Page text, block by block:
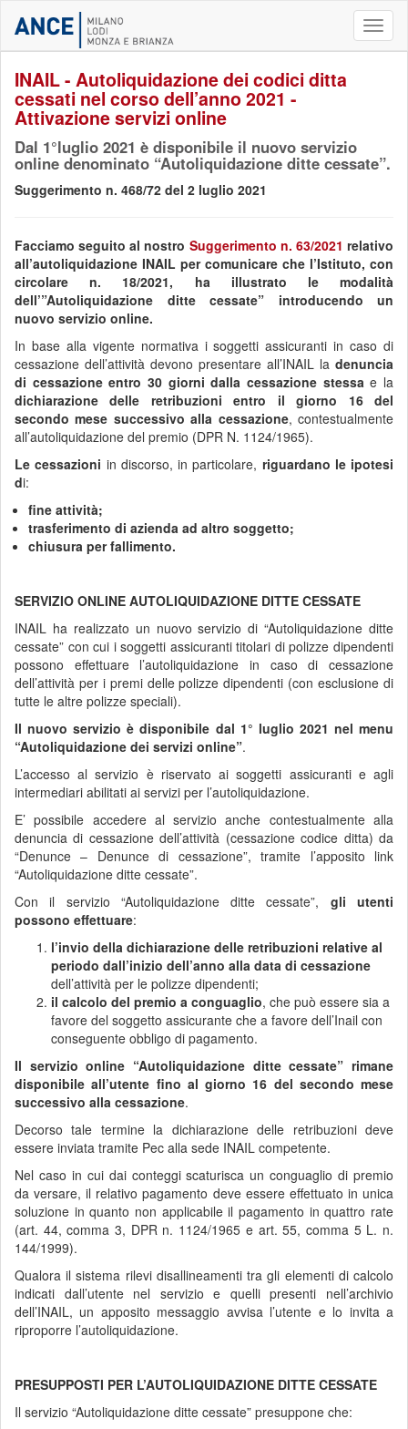
INAIL - Autoliquidazione dei codici ditta
cessati nel corso dell’anno 2021 -
Attivazione servizi online
Dal 1°luglio 2021 è disponibile il nuovo servizio
online denominato “Autoliquidazione ditte cessate”.
Suggerimento n. 468/72 del 2 luglio 2021
Facciamo seguito al nostro Suggerimento n. 63/2021 relativo
all’autoliquidazione INAIL per comunicare che l’Istituto, con
circolare n. 18/2021, ha illustrato le modalità
dell’”Autoliquidazione ditte cessate” introducendo un
nuovo servizio online.
In base alla vigente normativa i soggetti assicuranti in caso di
cessazione dell’attività devono presentare all’INAIL la denuncia
di cessazione entro 30 giorni dalla cessazione stessae la
dichiarazione delle retribuzioni entro il giorno 16 del
secondo mese successivo alla cessazione, contestualmente
all’autoliquidazione del premio (DPR N. 1124/1965).
Le cessazioni in discorso, in particolare, riguardano le ipotesi
di:
fine attività;
trasferimento di azienda ad altro soggetto;
chiusura per fallimento.
SERVIZIO ONLINE AUTOLIQUIDAZIONE DITTE CESSATE
INAIL ha realizzato un nuovo servizio di “Autoliquidazione ditte
cessate” con cui i soggetti assicuranti titolari di polizze dipendenti
possono effettuare l’autoliquidazione in caso di cessazione
dell’attività per i premi delle polizze dipendenti (con esclusione di
tutte le altre polizze speciali).
Il nuovo servizio è disponibile dal 1° luglio 2021 nel menu
“Autoliquidazione dei servizi online”.
L’accesso al servizio è riservato ai soggetti assicuranti e agli
intermediari abilitati ai servizi per l’autoliquidazione.
E’ possibile accedere al servizio anche contestualmente alla
denuncia di cessazione dell’attività (cessazione codice ditta) da
“Denunce – Denunce di cessazione”, tramite l’apposito link
“Autoliquidazione ditte cessate”.
Con il servizio “Autoliquidazione ditte cessate”, gli utenti
possono effettuare:
l’invio della dichiarazione delle retribuzioni relative al
periodo dall’inizio dell’anno alla data di cessazione
dell’attività per le polizze dipendenti;
il calcolo del premio a conguaglio, che può essere sia a
favore del soggetto assicurante che a favore dell’Inail con
conseguente obbligo di pagamento.
Il servizio online “Autoliquidazione ditte cessate” rimane
disponibile all’utente fino al giorno 16 del secondo mese
successivo alla cessazione.
Decorso tale termine la dichiarazione delle retribuzioni deve
essere inviata tramite Pec alla sede INAIL competente.
Nel caso in cui dai conteggi scaturisca un conguaglio di premio
da versare, il relativo pagamento deve essere effettuato in unica
soluzione in quanto non applicabile il pagamento in quattro rate
(art. 44, comma 3, DPR n. 1124/1965 e art. 55, comma 5 L. n.
144/1999).
Qualora il sistema rilevi disallineamenti tra gli elementi di calcolo
indicati dall’utente nel servizio e quelli presenti nell’archivio
dell’INAIL, un apposito messaggio avvisa l’utente e lo invita a
riproporre l’autoliquidazione.
PRESUPPOSTI PER L’AUTOLIQUIDAZIONE DITTE CESSATE
Il servizio “Autoliquidazione ditte cessate” presuppone che: